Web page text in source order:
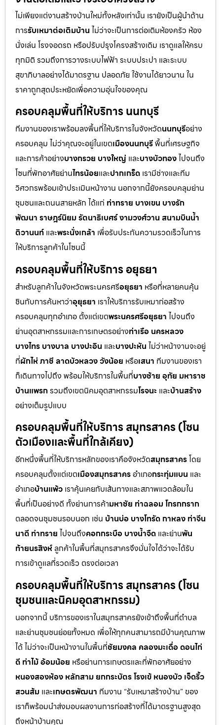
ไม่เพียงแต่งานสร้างบ้านใหม่ทั้งหลังเท่านั้น เรายังเป็นผู้นำด้าน
การรับเหมาต่อเติมบ้าน ไม่ว่าจะเป็นการต่อเติมห้องครัว ห้อง
นั่งเล่น โรงจอดรถ หรือปรับปรุงโครงสร้างเดิม เราดูแลให้ครบ
ทุกมิติ รวมถึงการวางระบบไฟฟ้า ระบบประปา และระบบ
สุขาภิบาลอย่างได้มาตรฐาน ปลอดภัย ใช้งานได้ยาวนาน ใน
ราคาถูกสุดประหยัดเพื่อความอุ่นใจของคุณ
ครอบคลุมพื้นที่ให้บริการ นนทบุรี
ทีมงานของเราพร้อมลงพื้นที่ให้บริการในจังหวัดนนทบุรีอย่าง
ครอบคลุม ไม่ว่าคุณจะอยู่ในเขตเมืองนนทบุรีพื้นที่เศรษฐกิจ
และการค้าอย่างบางกรวย บางใหญ่ และบางบัวทองไปจนถึง
โซนที่พักอาศัยย่านไทรน้อยและปากเกร็ด เรามีช่างและทีม
วิศวกรพร้อมเข้าประเมินหน้างาน นอกจากนี้ยังครอบคลุมย่าน
ชุมชนและถนนสายหลัก ได้แก่ ท่าทราย บางเขน บางรัก
พัฒนา ราษฎร์นิยม รัตนาธิเบศร์ งามวงศ์วาน สนามบินน้ำ
ติวานนท์ และพระนั่งเกล้า เพื่อรับประกันความรวดเร็วในการ
ให้บริการลูกค้าในโซนนี้
ครอบคลุมพื้นที่ให้บริการ อยุธยา
สำหรับลูกค้าในจังหวัดพระนครศรีอยุธยา หรือที่หลายคนคุ้น
ชินกับการค้นหาว่าอุยุธยา เราให้บริการรับเหมาก่อสร้าง
ครอบคลุมทุกอำเภอ ตั้งแต่เขตพระนครศรีอยุธยา ไปจนถึง
ย่านอุตสาหกรรมและการเกษตรอย่างท่าเรือ นครหลวง
บางไทร บางบาล บางปะอิน และบางปะหัน ไม่ว่าหน้างานจะอยู่
ที่ผักไห่ ภาชี ลาดบัวหลวง วังน้อย หรือเสนา ทีมงานของเรา
ก็เดินทางไปถึง พร้อมให้บริการในพื้นที่บางซ้าย อุทัย มหาราช
บ้านแพรกรวมถึงเขตนิคมอุตสาหกรรมโรจนะ และบ้านสร้าง
อย่างเต็มรูปแบบ
ครอบคลุมพื้นที่ให้บริการ สมุทรสาคร (โซน
ตัวเมืองและพื้นที่ใกล้เคียง)
อีกหนึ่งพื้นที่ให้บริการหลักของเราคือจังหวัดสมุทรสาครโดย
ครอบคลุมตั้งแต่เขตเมืองสมุทรสาครอำเภอกระทุ่มแบน และ
อำเภอบ้านแพ้ว เราคุ้นเคยกับเส้นทางและสภาพแวดล้อมใน
พื้นที่เป็นอย่างดี ทั้งย่านการค้ามหาชัย ท่าฉลอม โกรกกราก
ตลอดจนชุมชนรอบนอก เช่น บ้านบ่อ บางโทรัด กาหลง ท่าจีน
นาดี ท่าทราย ไปจนถึงคอกกระบือ บางน้ำจืด และย่านพัน
ท้ายนรสิงห์ ลูกค้าในพื้นที่สมุทรสาครจึงมั่นใจได้ว่าจะได้รับ
การเข้าดูแลที่รวดเร็ว ตรงต่อเวลา
ครอบคลุมพื้นที่ให้บริการ สมุทรสาคร (โซน
ชุมชนและนิคมอุตสาหกรรม)
นอกจากนี้ บริการของเราในสมุทรสาครยังเข้าถึงพื้นที่ตำบล
และย่านชุมชนย่อยทั้งหมด เพื่อให้ทุกคนสามารถมีบ้านคุณภาพ
ได้ ไม่ว่าจะเป็นหน้างานในพื้นที่ชัยมงคล คลองมะเดื่อ ดอนไก่
ดี ท่าไม้ อ้อมน้อย หรือย่านการเกษตรและที่พักอาศัยอย่าง
หนองสองห้อง หลักสาม ยกกระบัตร โรงเข้ หนองบัว เจ็ดริ้ว
สวนส้ม และเกษตรพัฒนา ทีมงาน “รับเหมาสร้างบ้าน” ของ
เราก็พร้อมนำส่งมอบผลงานการก่อสร้างที่ได้มาตรฐานสูงสุด
ถึงหน้าบ้านคุณ